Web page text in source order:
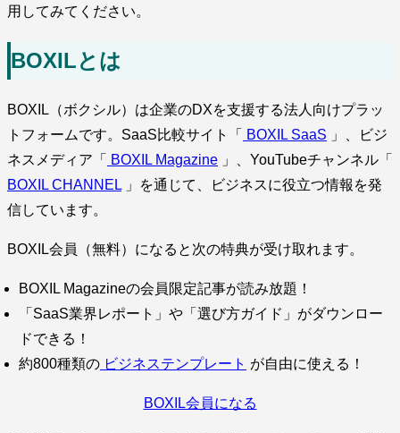
用してみてください。
BOXILとは
BOXIL（ボクシル）は企業のDXを支援する法人向けプラッ
トフォームです。SaaS比較サイト「
BOXIL SaaS 」、ビジ
ネスメディア「
BOXIL Magazine 」、YouTubeチャンネル「
BOXIL CHANNEL 」を通じて、ビジネスに役立つ情報を発
信しています。
BOXIL会員（無料）になると次の特典が受け取れます。
BOXIL Magazineの会員限定記事が読み放題！
「SaaS業界レポート」や「選び方ガイド」がダウンロー
ドできる！
約800種類の ビジネステンプレート が自由に使える！
BOXIL会員になる